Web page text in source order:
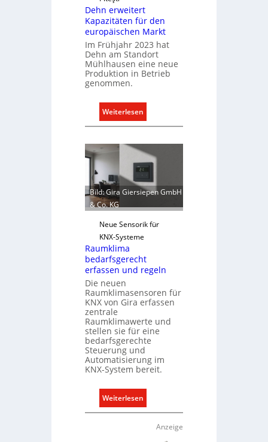
Dehn erweitert
Kapazitäten für den
europäischen Markt
Im Frühjahr 2023 hat
Dehn am Standort
Mühlhausen eine neue
Produktion in Betrieb
genommen.
Weiterlesen:
D
h
n
e
r
w
e
i
t
r
t
a
a
z
i
t
ä
t
e
n
Bild: Gira Giersiepen GmbH
& Co. KG
Neue Sensorik für
KNX-Systeme
Raumklima
bedarfsgerecht
erfassen und regeln
Die neuen
Raumklimasensoren für
KNX von Gira erfassen
zentrale
Raumklimawerte und
stellen sie für eine
bedarfsgerechte
Steuerung und
Automatisierung im
KNX-System bereit.
Weiterlesen:
R
Anzeige